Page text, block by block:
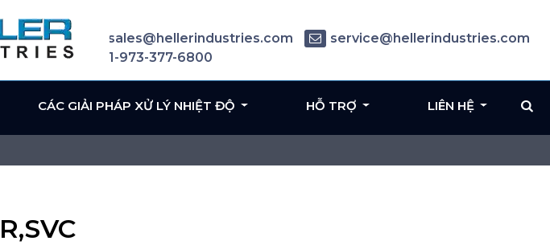
sales@hellerindustries.com
service@hellerindustries.com
1-973-377-6800
CÁC GIẢI PHÁP XỬ LÝ NHIỆT ĐỘ HỖ TRỢ LIÊN HỆ